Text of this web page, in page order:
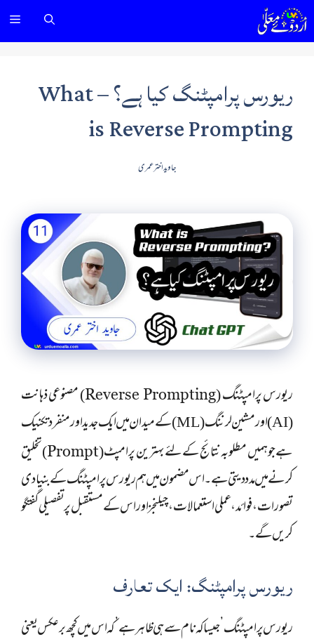
Skip
to
ریورس پرامپٹنگ کیا ہے؟ – What
is Reverse Prompting
جاوید اختر عمری
ریورس پرامپٹنگ (Reverse Prompting) مصنوعی ذہانت
(AI) اور مشین لرننگ (ML) کے میدان میں ایک جدید اور منفرد تکنیک
ہے جو ہمیں مطلوبہ نتائج کے لئے بہترین پرامپٹ (Prompt) تخلیق
کرنے میں مدد دیتی ہے۔ اس مضمون میں ہم ریورس پرامپٹنگ کے بنیادی
تصورات، فوائد، عملی استعمالات، چیلنجز اور اس کے مستقبل پر تفصیلی گفتگو
کریں گے۔
ریورس پرامپٹنگ: ایک تعارف
ریورس پرامپٹنگ’ جیسا کہ نام سے ہی ظاہر ہے’ کہ اس میں کچھ برعکس یعنی